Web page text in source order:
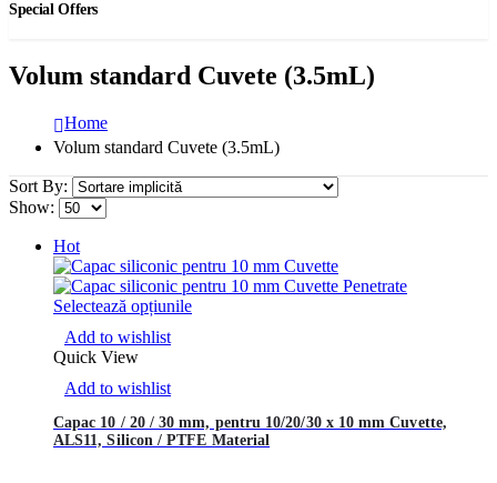
Special Offers
Volum standard Cuvete (3.5mL)
Home
Volum standard Cuvete (3.5mL)
Sort By:
Show:
Hot
Selectează opțiunile
Add to wishlist
Quick View
Add to wishlist
Capac 10 / 20 / 30 mm, pentru 10/20/30 x 10 mm Cuvette,
ALS11, Silicon / PTFE Material